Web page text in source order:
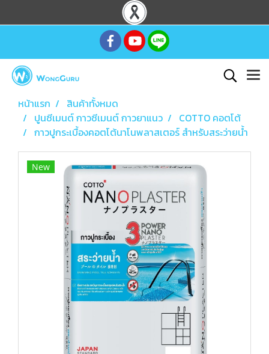
หน้าแรก
สินค้าทั้งหมด
ปูนซีเมนต์ กาวซีเมนต์ กาวยาแนว
COTTO คอตโต้
กาวปูกระเบื้องคอตโต้นาโนพลาสเตอร์ สำหรับสระว่ายน้ำ
New